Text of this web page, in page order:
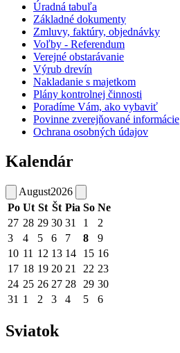
Úradná tabuľa
Základné dokumenty
Zmluvy, faktúry, objednávky
Voľby - Referendum
Verejné obstarávanie
Výrub drevín
Nakladanie s majetkom
Plány kontrolnej činnosti
Poradíme Vám, ako vybaviť
Povinne zverejňované informácie
Ochrana osobných údajov
Kalendár
August2026
Po Ut St Št Pia So Ne
27 28 29 30 31 1
2
3
4 5 6 7 8
9
10 11 12 13 14 15 16
17 18 19 20 21 22 23
24 25 26 27 28 29 30
31 1 2 3 4 5 6
Sviatok